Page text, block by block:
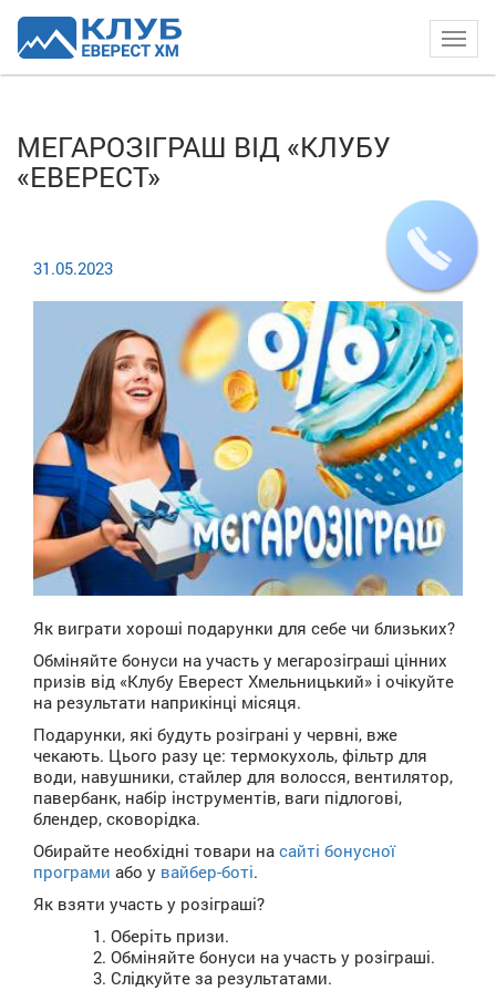
МЕГАРОЗІГРАШ ВІД «КЛУБУ
«ЕВЕРЕСТ»
31.05.2023
Як виграти хороші подарунки для себе чи близьких?
Обміняйте бонуси на участь у мегарозіграші цінних
призів від «Клубу Еверест Хмельницький» і очікуйте
на результати наприкінці місяця.
Подарунки, які будуть розіграні у червні, вже
чекають. Цього разу це: термокухоль, фільтр для
води, навушники, стайлер для волосся, вентилятор,
павербанк, набір інструментів, ваги підлогові,
блендер, сковорідка.
Обирайте необхідні товари на сайті бонусної
програми або у вайбер-боті.
Як взяти участь у розіграші?
Оберіть призи.
Обміняйте бонуси на участь у розіграші.
Слідкуйте за результатами.